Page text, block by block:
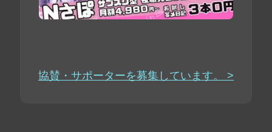
協賛・サポーターを募集しています。 >